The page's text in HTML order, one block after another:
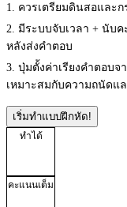
1. ควรเตรียมดินสอและ
2. มีระบบจับเวลา + นับ
หลังส่งคำตอบ
3. ปุ่มตั้งค่าเรียงคำตอบ
เหมาะสมกับความถนัดแ
เริ่มทำแบบฝึกหัด!
ทำได้
คะแนนเต็ม